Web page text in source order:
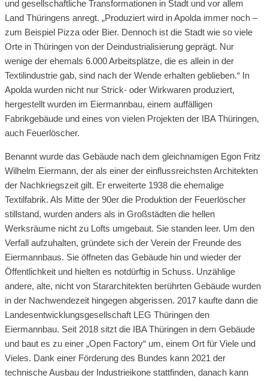
und gesellschaftliche Transformationen in Stadt und vor allem
Land Thüringens anregt. „Produziert wird in Apolda immer noch –
zum Beispiel Pizza oder Bier. Dennoch ist die Stadt wie so viele
Orte in Thüringen von der Deindustrialisierung geprägt. Nur
wenige der ehemals 6.000 Arbeitsplätze, die es allein in der
Textilindustrie gab, sind nach der Wende erhalten geblieben.“ In
Apolda wurden nicht nur Strick- oder Wirkwaren produziert,
hergestellt wurden im Eiermannbau, einem auffälligen
Fabrikgebäude und eines von vielen Projekten der IBA Thüringen,
auch Feuerlöscher.
Benannt wurde das Gebäude nach dem gleichnamigen Egon Fritz
Wilhelm Eiermann, der als einer der einflussreichsten Architekten
der Nachkriegszeit gilt. Er erweiterte 1938 die ehemalige
Textilfabrik. Als Mitte der 90er die Produktion der Feuerlöscher
stillstand, wurden anders als in Großstädten die hellen
Werksräume nicht zu Lofts umgebaut. Sie standen leer. Um den
Verfall aufzuhalten, gründete sich der Verein der Freunde des
Eiermannbaus. Sie öffneten das Gebäude hin und wieder der
Öffentlichkeit und hielten es notdürftig in Schuss. Unzählige
andere, alte, nicht von Stararchitekten berührten Gebäude wurden
in der Nachwendezeit hingegen abgerissen. 2017 kaufte dann die
Landesentwicklungsgesellschaft LEG Thüringen den
Eiermannbau. Seit 2018 sitzt die IBA Thüringen in dem Gebäude
und baut es zu einer „Open Factory“ um, einem Ort für Viele und
Vieles. Dank einer Förderung des Bundes kann 2021 der
technische Ausbau der Industrieikone stattfinden, danach kann